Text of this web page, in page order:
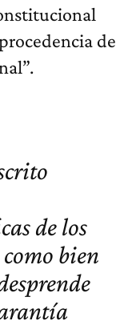
de
de los
bien